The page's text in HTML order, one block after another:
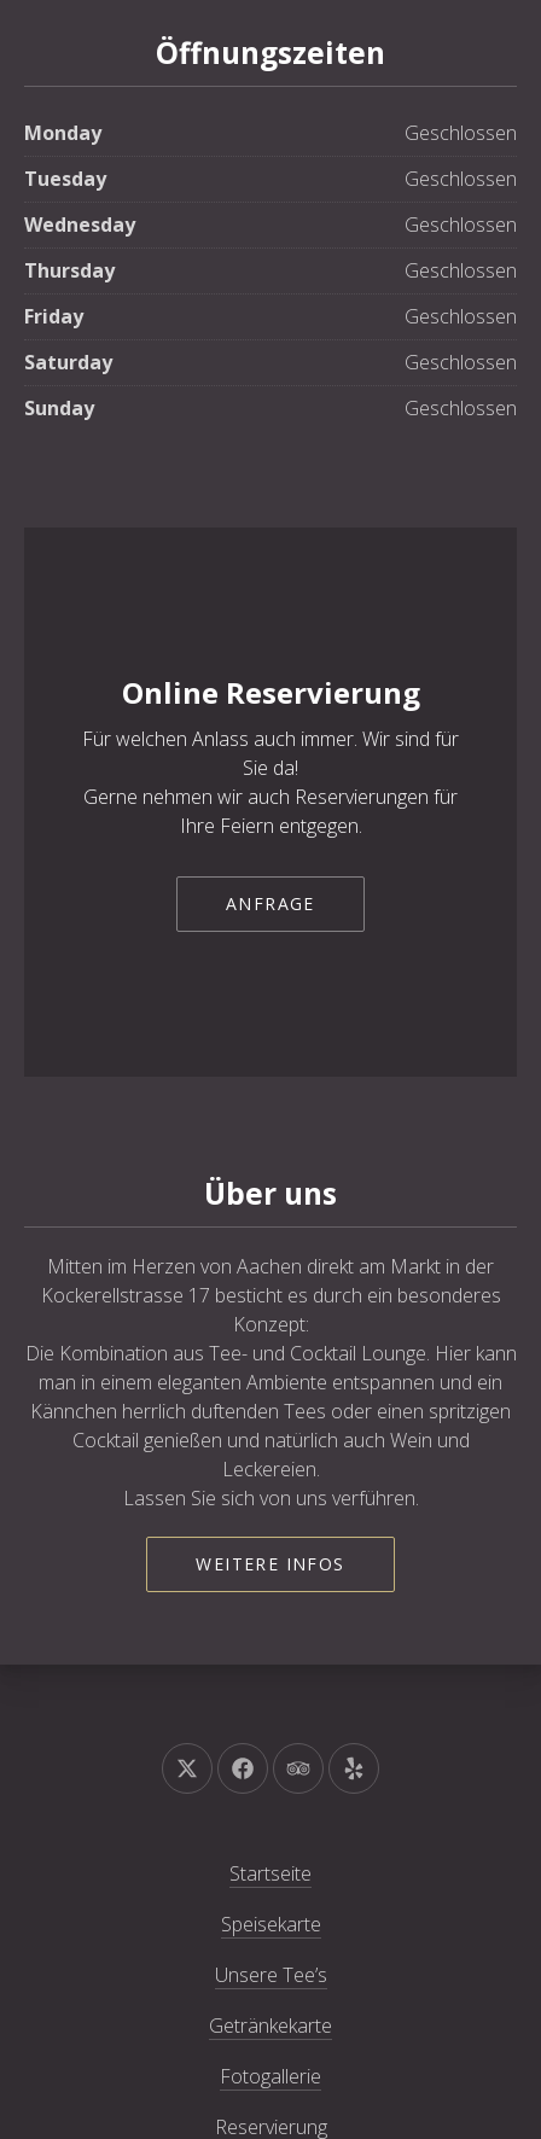
Öffnungszeiten
Monday
Geschlossen
Tuesday
Geschlossen
Wednesday
Geschlossen
Thursday
Geschlossen
Friday
Geschlossen
Saturday
Geschlossen
Sunday
Geschlossen
Online Reservierung
Für welchen Anlass auch immer. Wir sind für
Sie da!
Gerne nehmen wir auch Reservierungen für
Ihre Feiern entgegen.
ANFRAGE
Über uns
Mitten im Herzen von Aachen direkt am Markt in der
Kockerellstrasse 17 besticht es durch ein besonderes
Konzept:
Die Kombination aus Tee- und Cocktail Lounge. Hier kann
man in einem eleganten Ambiente entspannen und ein
Kännchen herrlich duftenden Tees oder einen spritzigen
Cocktail genießen und natürlich auch Wein und
Leckereien.
Lassen Sie sich von uns verführen.
WEITERE INFOS
Neues Fenster
Neues Fenster
Neues FensterNeues Fenster
Startseite
Speisekarte
Unsere Tee’s
Getränkekarte
Fotogallerie
Reservierung
PREVIOUS